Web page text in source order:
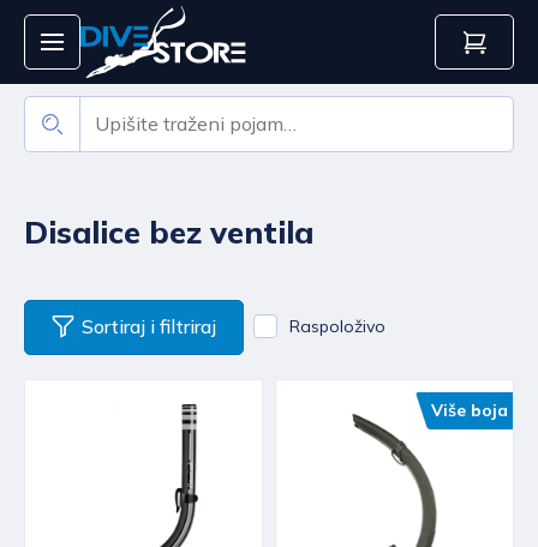
Disalice bez ventila
Sortiraj i filtriraj Raspoloživo
Više boja